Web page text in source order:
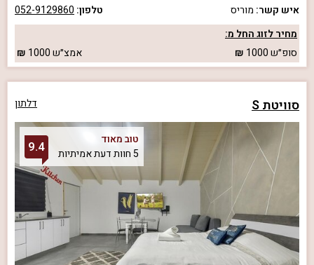
איש קשר: מוריס טלפון: 052-9129860
מחיר לזוג החל מ:
סופ״ש1000 אמצ״ש1000
סוויטת S דלתון
טוב מאוד
5 חוות דעת אמיתיות
9.4